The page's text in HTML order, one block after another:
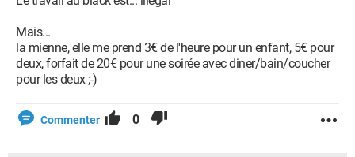
Mais...
la mienne, elle me prend 3€ de l'heure pour un enfant, 5€ pour
deux, forfait de 20€ pour une soirée avec diner/bain/coucher
pour les deux ;-)
Commenter 0